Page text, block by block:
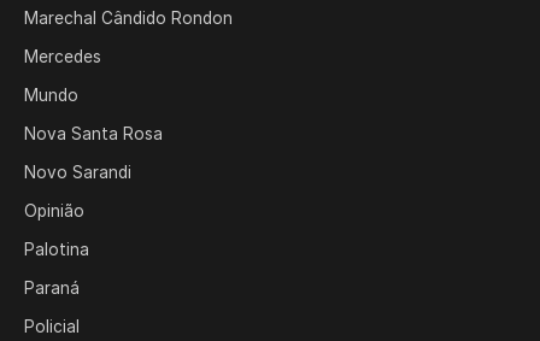
Marechal Cândido Rondon
Mercedes
Mundo
Nova Santa Rosa
Novo Sarandi
Opinião
Palotina
Paraná
Policial